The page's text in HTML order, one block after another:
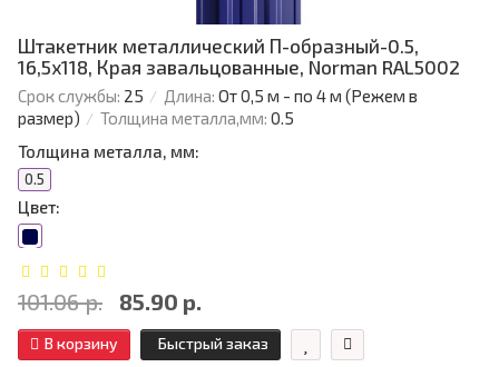
Штакетник металлический П-образный-0.5,
16,5х118, Края завальцованные, Norman RAL5002
Срок службы: 25 Длина: От 0,5 м - по 4 м (Режем в
размер)
Толщина металла,мм: 0.5
Толщина металла, мм:
0.5
Цвет:
101.06 р. 85.90 р.
В корзину Быстрый заказ